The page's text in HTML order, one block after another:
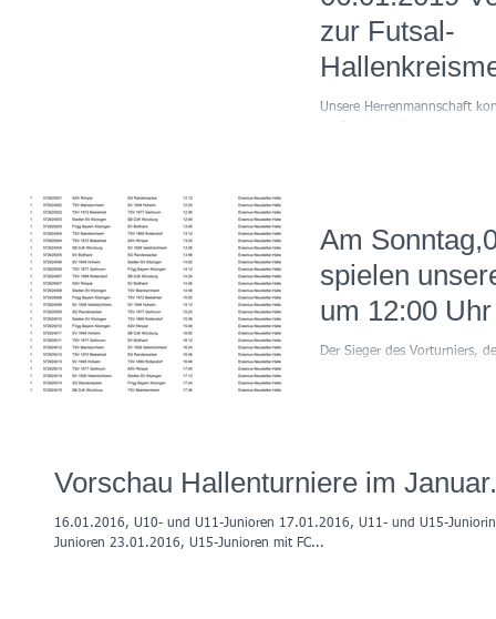
zur Futsal-
in der
Unsere Herrenmannschaft
Am
spielen
um 12:00
Spiel im
Der Sieger des Vorturniers,
Vorschau Hallenturniere im Januar.
16.01.2016, U10- und U11-Junioren 17.01.2016, U11- und U15-
Junioren 23.01.2016, U15-Junioren mit FC...